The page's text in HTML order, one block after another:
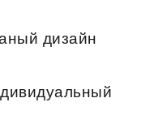
дизайн